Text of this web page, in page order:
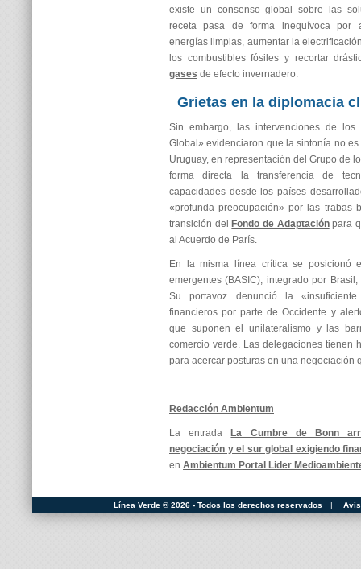
existe un consenso global sobre las
receta pasa de forma inequívoca por
energías limpias, aumentar la
los combustibles fósiles y recortar
gases de efecto invernadero.
Grietas en la diplomacia
Sin embargo, las intervenciones de
Global» evidenciaron que la sintonía no
Uruguay, en representación del Grupo de
forma directa la transferencia de
capacidades desde los países
«profunda preocupación» por las trabas
transición del
Fondo de Adaptaciónpara
al Acuerdo de París.
En la misma línea crítica se posicionó
emergentes (BASIC), integrado por
Su portavoz denunció la
financieros por parte de Occidente y
que suponen el unilateralismo y las
comercio verde. Las delegaciones tienen
para acercar posturas en una negociación
Redacción Ambientum
La entrada
La Cumbre de Bonn
negociación y el sur global exigiendo
en Ambientum Portal Lider
Línea Verde ® 2026 - Todos los derechos reservados |